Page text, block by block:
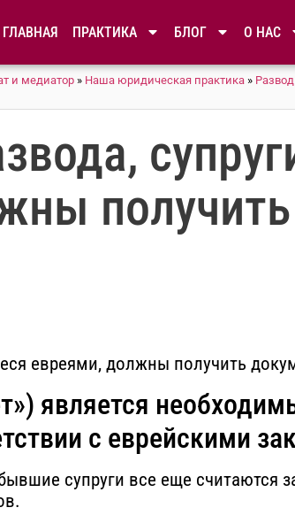
ГЛАВНАЯ ПРАКТИКА БЛОГ О НАС
и медиатор » Наша юридическая практика »
получить
евреями, должны получить
является
с еврейскими
супруги все еще